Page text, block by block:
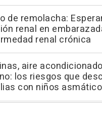
de remolacha:
renal en
renal crónica
aire
los riesgos que
con niños